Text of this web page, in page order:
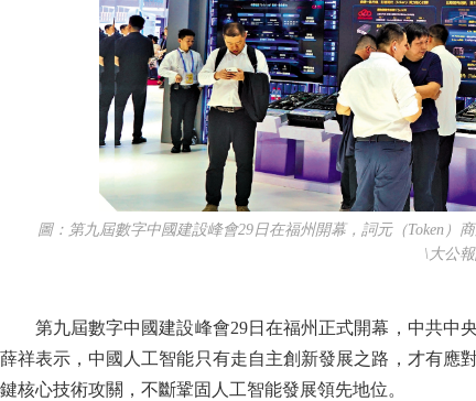
圖：第九屆數字中國建設峰會29日在福州開幕，詞元（Token）
\大公
第九屆數字中國建設峰會29日在福州正式開幕，中共中
薛祥表示，中國人工智能只有走自主創新發展之路，才有應
鍵核心技術攻關，不斷鞏固人工智能發展領先地位。